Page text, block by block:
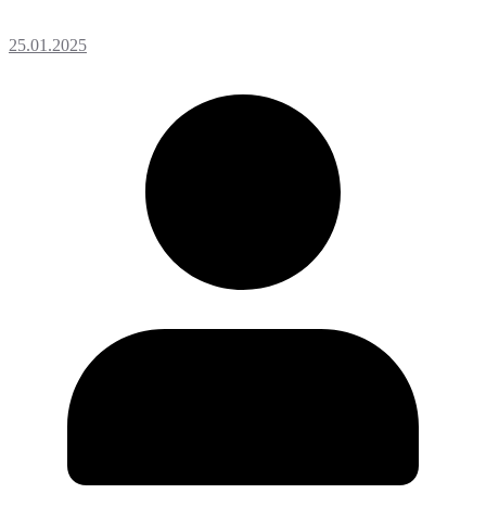
25.01.2025